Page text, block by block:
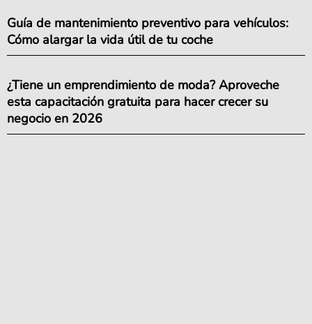
Guía de mantenimiento preventivo para vehículos:
Cómo alargar la vida útil de tu coche
¿Tiene un emprendimiento de moda? Aproveche
esta capacitación gratuita para hacer crecer su
negocio en 2026